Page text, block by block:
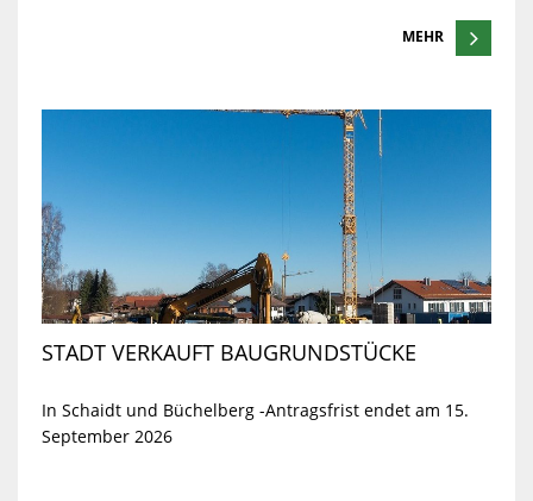
MEHR
STADT VERKAUFT BAUGRUNDSTÜCKE
In Schaidt und Büchelberg -Antragsfrist endet am 15.
September 2026